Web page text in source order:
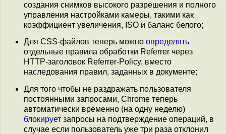
создания снимков высокого разрешения и полного
управления настройками камеры, такими как
коэффициент увеличения, ISO и баланс белого;
Для CSS-файлов теперь можно определять
отдельные правила обработки Referrer через
HTTP-заголовок Referrer-Policy, вместо
наследования правил, заданных в документе;
Для того чтобы не раздражать пользователя
постоянными запросами, Chrome теперь
автоматически временно (на одну неделю)
блокирует запросы на подтверждение операций, в
случае если пользователь уже три раза отклонил